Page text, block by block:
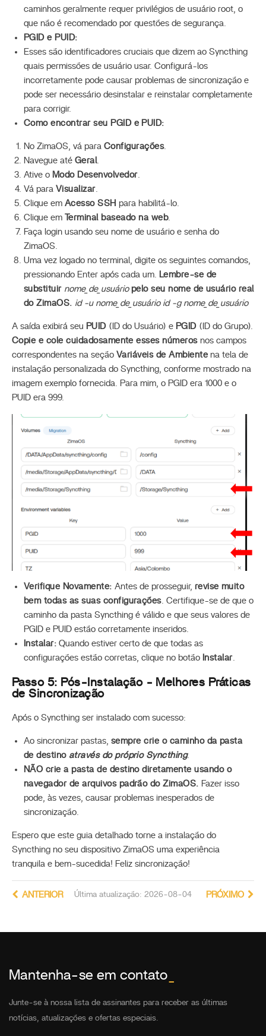
caminhos geralmente requer privilégios de usuário root, o
que não é recomendado por questões de segurança.
PGID e PUID:
Esses são identificadores cruciais que dizem ao Syncthing
quais permissões de usuário usar. Configurá-los
incorretamente pode causar problemas de sincronização e
pode ser necessário desinstalar e reinstalar completamente
para corrigir.
Como encontrar seu PGID e PUID:
No ZimaOS, vá para Configurações.
Navegue até Geral.
Ative o Modo Desenvolvedor.
Vá para Visualizar.
Clique em Acesso SSH para habilitá-lo.
Clique em
Terminal baseado na web.
Faça login usando seu nome de usuário e senha do
ZimaOS.
Uma vez logado no terminal, digite os seguintes comandos,
pressionando Enter após cada um. Lembre-se de
substituir nome_de_usuário pelo seu nome de usuário real
do ZimaOS. id -u nome_de_usuário id -g nome_de_usuário
A saída exibirá seu PUID(ID do Usuário) e PGID(ID do Grupo).
Copie e cole cuidadosamente esses númerosnos campos
correspondentes na seção Variáveis de Ambiente na tela de
instalação personalizada do Syncthing, conforme mostrado na
imagem exemplo fornecida. Para mim, o PGID era 1000 e o
PUID era 999.
Verifique Novamente: Antes de prosseguir, revise muito
bem todas as suas configurações. Certifique-se de que o
caminho da pasta Syncthing é válido e que seus valores de
PGID e PUID estão corretamente inseridos.
Instalar: Quando estiver certo de que todas as
configurações estão corretas, clique no botão Instalar.
Passo 5: Pós-Instalação - Melhores Práticas
de Sincronização
Após o Syncthing ser instalado com sucesso:
Ao sincronizar pastas, sempre crie o caminho da pasta
de destino através do próprio Syncthing.
NÃO crie a pasta de destino diretamente usando o
navegador de arquivos padrão do ZimaOS. Fazer isso
pode, às vezes, causar problemas inesperados de
sincronização.
Espero que este guia detalhado torne a instalação do
Syncthing no seu dispositivo ZimaOS uma experiência
tranquila e bem-sucedida! Feliz sincronização!
Última atualização: 2026-08-04
ANTERIOR PRÓXIMO
Mantenha-se em contato
Junte-se à nossa lista de assinantes para receber as últimas
notícias, atualizações e ofertas especiais.